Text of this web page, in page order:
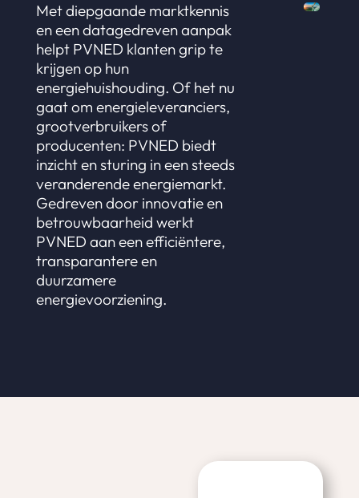
Met diepgaande marktkennis
en een datagedreven aanpak
helpt PVNED klanten grip te
krijgen op hun
energiehuishouding. Of het nu
gaat om energieleveranciers,
grootverbruikers of
producenten: PVNED biedt
inzicht en sturing in een steeds
veranderende energiemarkt.
Gedreven door innovatie en
betrouwbaarheid werkt
PVNED aan een efficiëntere,
transparantere en
duurzamere
energievoorziening.